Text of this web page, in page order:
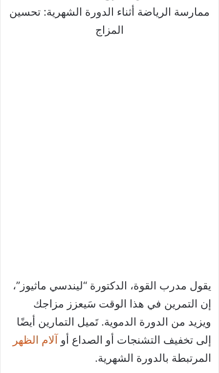
ممارسة الرياضة أثناء الدورة الشهرية: تحسين
المزاج
يقول مدرب القوة، الدكتورة “ليندسي ماثيوز”،
إن التمرين في هذا الوقت سَيعزز مزاجك
ويزيد من الدورة الدموية. تَميل التمارين أيضًا
إلى تخفيف التشنجات أو الصداع أو آلام الظهر
المرتبطة بالدورة الشهرية.